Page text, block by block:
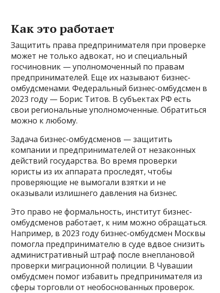
Как это работает
Защитить права предпринимателя при проверке
может не только адвокат, но и специальный
госчиновник — уполномоченный по правам
предпринимателей. Еще их называют бизнес-
омбудсменами. Федеральный бизнес-омбудсмен в
2023 году — Борис Титов. В субъектах РФ есть
свои региональные уполномоченные. Обратиться
можно к любому.
Задача бизнес-омбудсменов — защитить
компании и предпринимателей от незаконных
действий государства. Во время проверки
юристы из их аппарата проследят, чтобы
проверяющие не вымогали взятки и не
оказывали излишнего давления на бизнес.
Это право не формальность, институт бизнес-
омбудсменов работает, к ним можно обращаться.
Например, в 2023 году бизнес-омбудсмен Москвы
помогла предпринимателю в суде вдвое снизить
административный штраф после внеплановой
проверки миграционной полиции. В Чувашии
омбудсмен помог избавить предпринимателя из
сферы торговли от необоснованных проверок.